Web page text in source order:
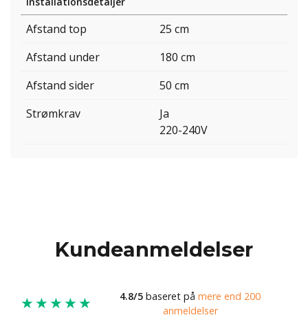
Afstand top
25 cm
Afstand under
180 cm
Afstand sider
50 cm
Strømkrav
Ja
220-240V
Kundeanmeldelser
★★★★★ 4.8/5 baseret på mere end 200
anmeldelser